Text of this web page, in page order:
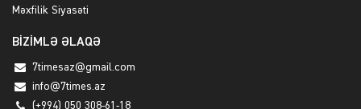
Məxfilik Siyasəti
BİZİMLƏ ƏLAQƏ
7timesaz@gmail.com
info@7times.az
(+994) 050 308-61-18